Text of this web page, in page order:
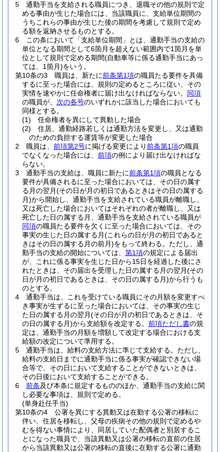
5
通勤手当を支給される職員につき、退職その他の規則で定
める事由が生じた場合には、当該職員に、支給単位期間の
うちこれらの事由が生じた後の期間を考慮して規則で定め
る額を返納させるものとする。
6
この条において「支給単位期間」とは、通勤手当の支給の
単位となる期間として6箇月を超えない範囲内で1箇月を単
位として規則で定める期間(自動車等に係る通勤手当にあっ
ては、1箇月)をいう。
第10条の3
職員は、新たに前条第1項の職員たる要件を具備
するに至った場合には、規則の定めるところに従い、その
実情を速やかに任命権者に届け出なければならない。 同項
の職員が、 次の各号のいずれかに該当した場合においても
同様とする。
(1)
任命権者を異にして異動した場合
(2)
住居、通勤経路若しくは通勤方法を変更し、又は通勤
のための負担する運賃等が変更した場合
2
職員は、 前項第2号に掲げる変更により前条第1項の職員
でなくなった場合には、 前項の例により届け出なければな
らない。
3
通勤手当の支給は、職員に新たに前条第1項の職員となる
要件が具備されるに至った場合においては、その日の属す
る月の翌月(その日が月の初日であるときはその日の属する
月)から開始し、通勤手当を支給されている職員が離職し、
又は死亡した場合においてはそれぞれの者が離職し、又は
死亡した日の属する月、通勤手当を支給されている職員が
同項の職員たる要件を欠くに至った場合においては、その
事実の生じた日の属する月(これらの日が月の初日であると
きはその日の属する月の前月)をもって終わる。 ただし、通
勤手当の支給の開始については、 第1項の規定による届出
が、これに係る事実を生じた日から15日を経過した後にさ
れたときは、その届出を受理した日の属する月の翌月(その
日が月の初日であるときは、その日の属する月)から行うも
のとする。
4
通勤手当は、これを受けている職員にその月額を変更すべ
き事実が生ずるに至った場合においては、その事実の生じ
た日の属する月の翌月(その日が月の初日であるときは、そ
の日の属する月)から支給額を改定する。 前項ただし書の規
定は、通勤手当の月額を増額して改定する場合における支
給額の改定について準用する。
5
通勤手当は、給料の支給方法に準じて支給する。 ただし、
給料の支給日までに通勤手当に係る事実が確認できない場
合等で、その日において支給することができないときは、
その日後において支給することができる。
6
前条及び本条に規定するもののほか、通勤手当の支給に関
し必要な事項は、規則で定める。
(単身赴任手当)
第10条の4
公署を異にする異動又は在勤する公署の移転に
伴い、住居を移転し、父母の疾病その他の規則で定めるや
むを得ない事情により、同居していた配偶者と別居するこ
とになった職員で、当該異動又は公署の移転の直前の住居
から当該異動又は公署の移転の直後に在勤する公署に通勤